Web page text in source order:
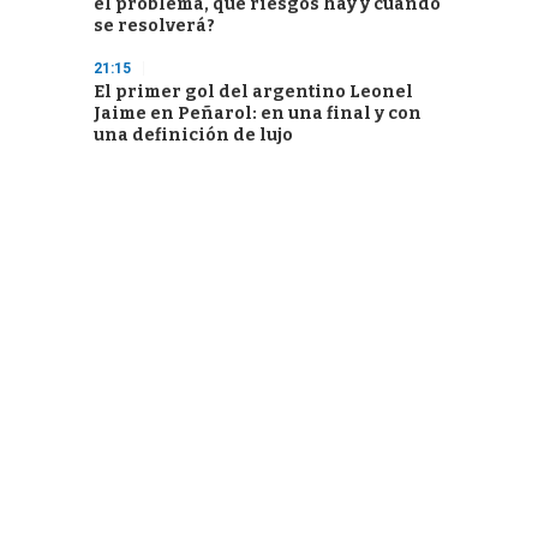
el problema, qué riesgos hay y cuándo
se resolverá?
21:15
El primer gol del argentino Leonel
Jaime en Peñarol: en una final y con
una definición de lujo